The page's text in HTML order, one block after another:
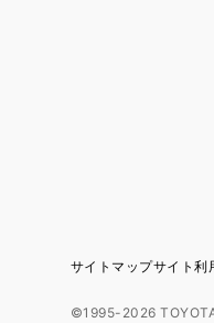
サイトマップサイト利
©1995-2026